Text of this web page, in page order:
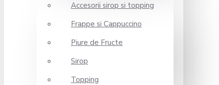
Accesorii sirop si topping
Frappe si Cappuccino
Piure de Fructe
Sirop
Topping